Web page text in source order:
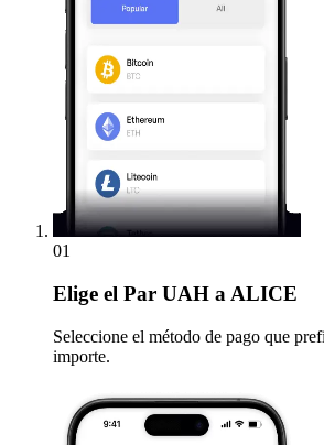
01
Elige el Par UAH a ALICE
Seleccione el método de pago que
importe.